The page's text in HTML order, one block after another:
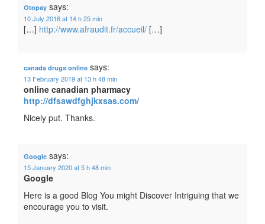
Otopay says:
10 July 2016 at 14 h 25 min
[…] http://www.afraudit.fr/accueil/ […]
canada drugs online says:
13 February 2019 at 13 h 48 min
online canadian pharmacy
http://dfsawdfghjkxsas.com/
Nicely put. Thanks.
Google says:
15 January 2020 at 5 h 48 min
Google
Here is a good Blog You might Discover Intriguing that we
encourage you to visit.